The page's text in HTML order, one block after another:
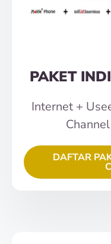
PAKET
Internet +
DAFTAR